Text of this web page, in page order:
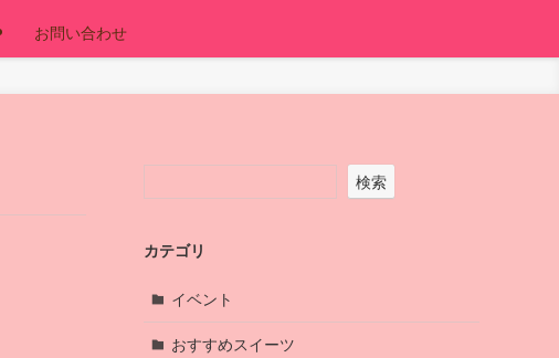
お問い合わせ
検索
カテゴリ
イベント
おすすめスイーツ